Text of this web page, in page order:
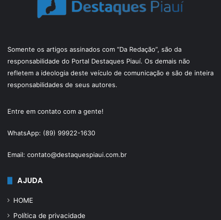
Somente os artigos assinados com “Da Redação”, são da
responsabilidade do Portal Destaques Piauí. Os demais não
refletem a ideologia deste veículo de comunicação e são de inteira
responsabilidades de seus autores.
Entre em contato com a gente!
WhatsApp: (89) 99922-1630
Email: contato@destaquespiaui.com.br
AJUDA
HOME
Política de privacidade